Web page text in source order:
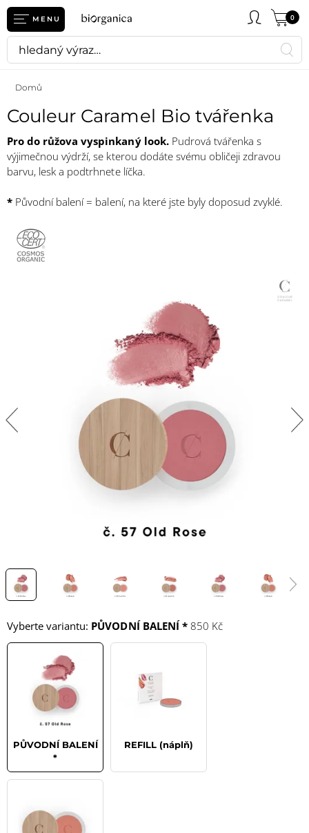
MENU 0
Domů
Couleur Caramel Bio tvářenka
Pro do růžova vyspinkaný look.Pudrová tvářenka s
výjimečnou výdrží, se kterou dodáte svému obličeji zdravou
barvu, lesk a podtrhnete líčka.
* Původní balení = balení, na které jste byly doposud zvyklé.
Vyberte variantu: PŮVODNÍ BALENÍ * 850 Kč
PŮVODNÍ BALENÍ
*
REFILL (náplň)